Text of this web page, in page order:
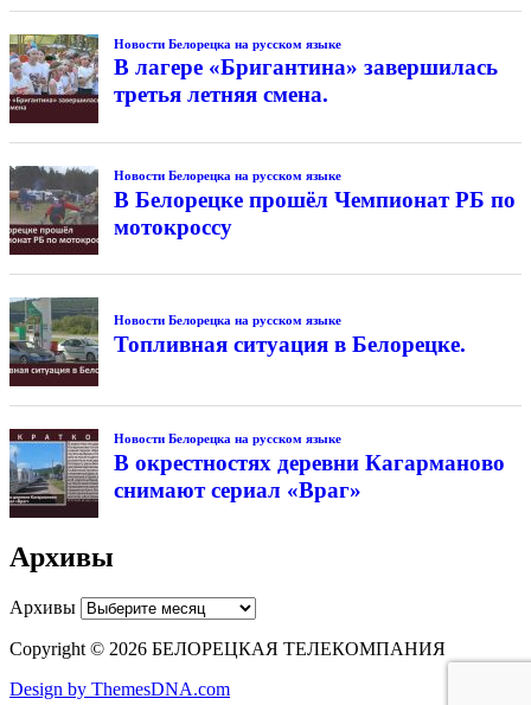
Новости Белорецка на русском языке
В лагере «Бригантина» завершилась
третья летняя смена.
Новости Белорецка на русском языке
В Белорецке прошёл Чемпионат РБ по
мотокроссу
Новости Белорецка на русском языке
Топливная ситуация в Белорецке.
Новости Белорецка на русском языке
В окрестностях деревни Кагарманово
снимают сериал «Враг»
Архивы
Архивы
Copyright © 2026 БЕЛОРЕЦКАЯ ТЕЛЕКОМПАНИЯ
Design by ThemesDNA.com